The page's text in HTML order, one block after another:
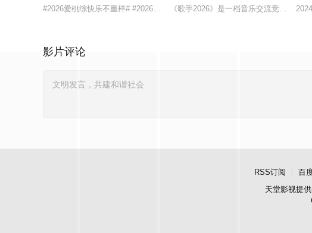
#2026爱桃综快乐不重样# #2026爱奇艺新生片单# #喜欢你我也是# 第六季暖
《歌手2026》是一档音乐交流竞技节目
影片评论
RSS订阅 百
天堂影视提